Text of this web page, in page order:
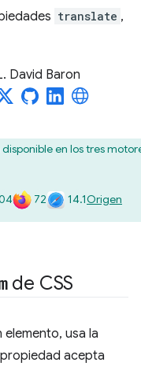
translate ,
David Baron
en los tres
72 14.1Origen
de CSS
usa la
acepta